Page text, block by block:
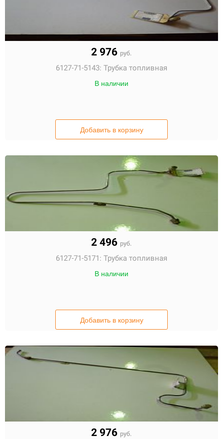
2 976 руб.
6127-71-5143: Трубка топливная
В наличии
Добавить в корзину
2 496 руб.
6127-71-5171: Трубка топливная
В наличии
Добавить в корзину
2 976 руб.